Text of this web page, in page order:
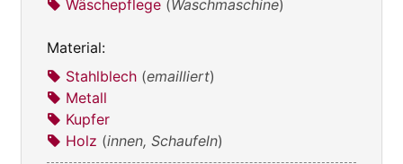
Wäschepflege (Waschmaschine)
Material:
Stahlblech (emailliert)
Metall
Kupfer
Holz (innen, Schaufeln)